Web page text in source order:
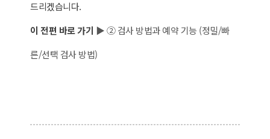
드리겠습니다.
이 전편 바로 가기 ▶② 검사 방법과 예약 기능 (정밀/빠
른/선택 검사 방법)